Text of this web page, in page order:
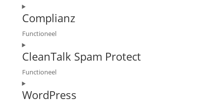
maps
Consent
to
Complianz
Functioneel
Consent
to
CleanTalk Spam Protect
Functioneel
Consent
to
WordPress